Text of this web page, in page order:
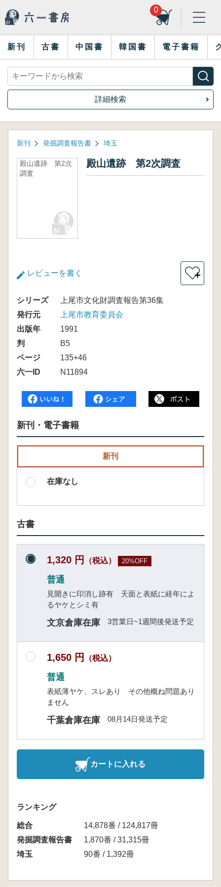
0
新刊 古書 中国書 韓国書 電子書籍
詳細検索
新刊 発掘調査報告書 埼玉
殿山遺跡 第2次
調査
殿山遺跡 第2次調査
レビューを書く ＋
シリーズ
上尾市文化財調査報告第36集
発行元
上尾市教育委員会
出版年
1991
判
B5
ページ
135+46
六一ID
N11894
新刊・電子書籍
新刊
在庫なし
古書
1,320 円 （税込） 20%OFF
普通
見開きに印消し跡有 天面と表紙に経年によ
るヤケとシミ有
文京倉庫在庫 3営業日~1週間後発送予定
1,650 円 （税込）
普通
表紙薄ヤケ、スレあり その他概ね問題あり
ません
千葉倉庫在庫 08月14日発送予定
カートに入れる
ランキング
総合
14,878番 / 124,817冊
発掘調査報告書
1,870番 / 31,315冊
埼玉
90番 / 1,392冊